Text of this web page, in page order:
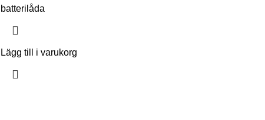
batterilåda
Lägg till i varukorg